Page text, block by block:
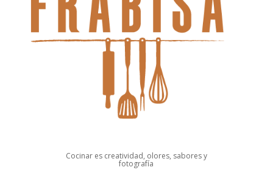
Cocinar es creatividad, olores, sabores y
fotografía